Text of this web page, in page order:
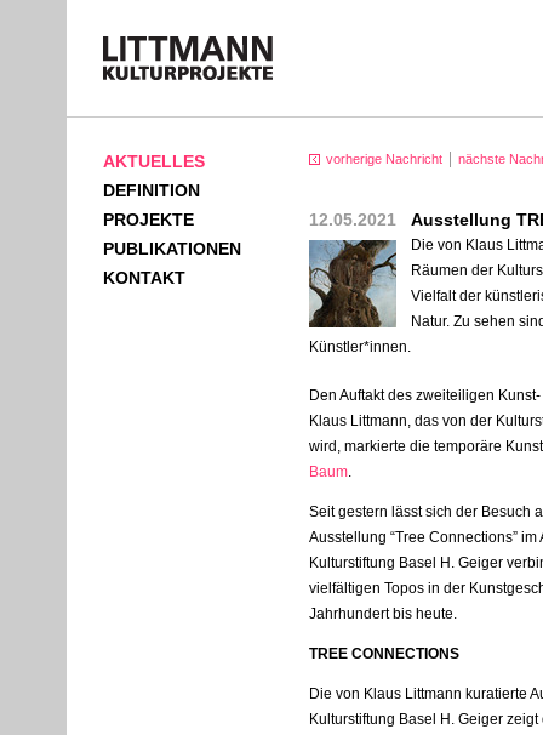
AKTUELLES
DEFINITION
PROJEKTE
PUBLIKATIONEN
KONTAKT
vorherige Nachricht nächste
12.05.2021 Ausstellung
Die von Klaus
Räumen der
Vielfalt der
Natur. Zu sehen
Künstler*innen.
Den Auftakt des zweiteiligen
Klaus Littmann, das von der
wird, markierte die temporäre
Baum.
Seit gestern lässt sich der Besuch
Ausstellung “Tree Connections”
Kulturstiftung Basel H. Geiger
vielfältigen Topos in der
Jahrhundert bis heute.
TREE CONNECTIONS
Die von Klaus Littmann kuratierte
Kulturstiftung Basel H. Geiger